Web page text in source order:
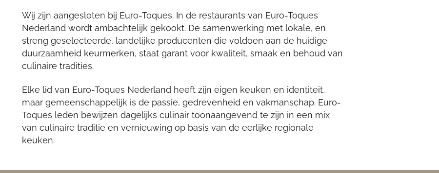
Wij zijn aangesloten bij Euro-Toques. In de restaurants van Euro-Toques
Nederland wordt ambachtelijk gekookt. De samenwerking met lokale, en
streng geselecteerde, landelijke producenten die voldoen aan de huidige
duurzaamheid keurmerken, staat garant voor kwaliteit, smaak en behoud van
culinaire tradities.
Elke lid van Euro-Toques Nederland heeft zijn eigen keuken en identiteit,
maar gemeenschappelijk is de passie, gedrevenheid en vakmanschap. Euro-
Toques leden bewijzen dagelijks culinair toonaangevend te zijn in een mix
van culinaire traditie en vernieuwing op basis van de eerlijke regionale
keuken.